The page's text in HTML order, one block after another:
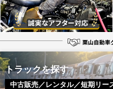
トラックを探す
中古販売／レンタル／短期リー